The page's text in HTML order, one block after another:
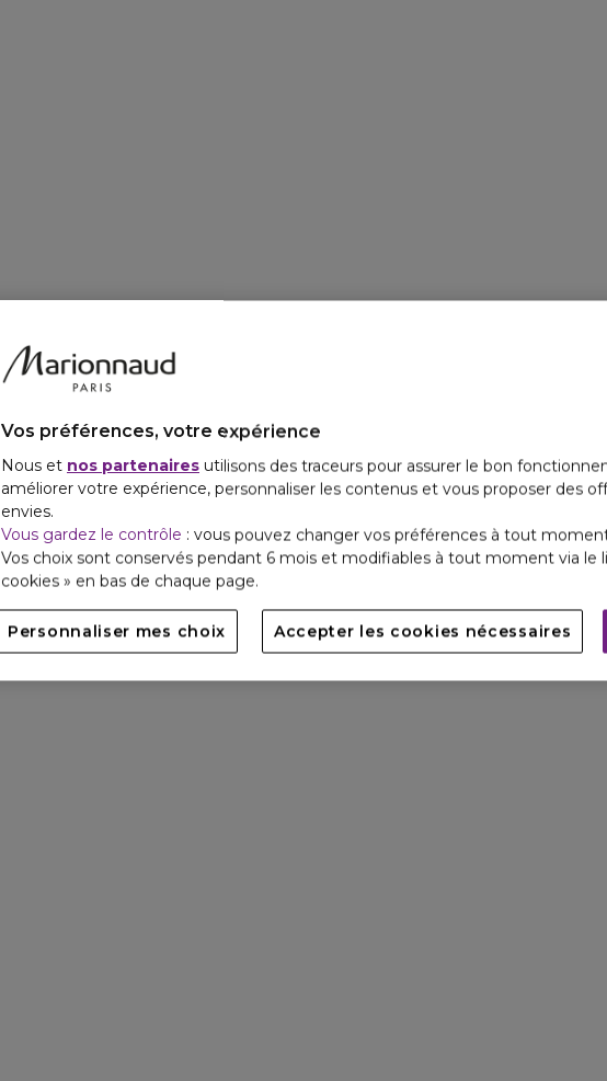
Vos préférences, votre expérience
Nous et nos partenaires utilisons des traceurs pour assurer le bon
améliorer votre expérience, personnaliser les contenus et vous proposer des
envies.
Vous gardez le contrôle : vous pouvez changer vos préférences à tout
Vos choix sont conservés pendant 6 mois et modifiables à tout moment via le
cookies » en bas de chaque page.
Personnaliser mes choix Accepter les cookies nécessaires